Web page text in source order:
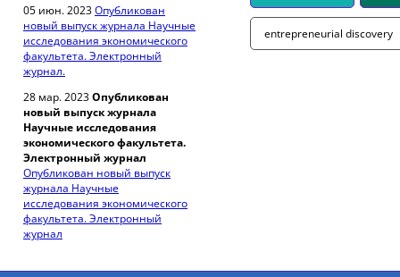
05 июн. 2023Опубликован
новый выпуск журнала Научные
исследования экономического
факультета. Электронный
журнал.
28 мар. 2023Опубликован
новый выпуск журнала
Научные исследования
экономического факультета.
Электронный журнал
Опубликован новый выпуск
журнала Научные
исследования экономического
факультета. Электронный
журнал
entrepreneurial discovery